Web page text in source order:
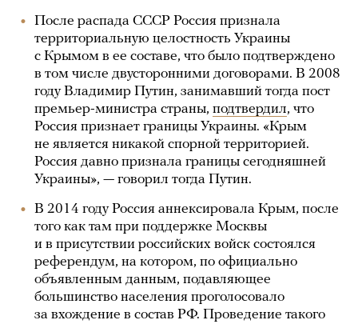
После распада СССР Россия признала
территориальную целостность Украины
с Крымом в ее составе, что было подтверждено
в том числе двусторонними договорами. В 2008
году Владимир Путин, занимавший тогда пост
премьер-министра страны, подтвердил, что
Россия признает границы Украины. «Крым
не является никакой спорной территорией.
Россия давно признала границы сегодняшней
Украины», — говорил тогда Путин.
В 2014 году Россия аннексировала Крым, после
того как там при поддержке Москвы
и в присутствии российских войск состоялся
референдум, на котором, по официально
объявленным данным, подавляющее
большинство населения проголосовало
за вхождение в состав РФ. Проведение такого